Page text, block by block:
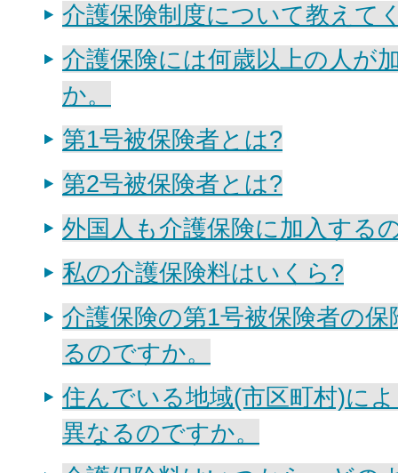
介護保険制度について教えて
介護保険には何歳以上の人が
か。
第1号被保険者とは?
第2号被保険者とは?
外国人も介護保険に加入する
私の介護保険料はいくら?
介護保険の第1号被保険者の
るのですか。
住んでいる地域(市区町村)に
異なるのですか。